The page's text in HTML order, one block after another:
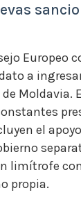
Europeo
a
Moldavia.
el
limítrofe
propia.